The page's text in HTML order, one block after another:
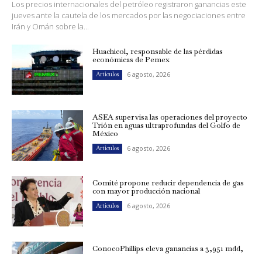
Los precios internacionales del petróleo registraron ganancias este
jueves ante la cautela de los mercados por las negociaciones entre
Irán y Omán sobre la...
Huachicol, responsable de las pérdidas
económicas de Pemex
Artículos 6 agosto, 2026
ASEA supervisa las operaciones del proyecto
Trión en aguas ultraprofundas del Golfo de
México
Artículos 6 agosto, 2026
Comité propone reducir dependencia de gas
con mayor producción nacional
Artículos 6 agosto, 2026
ConocoPhillips eleva ganancias a 3,951 mdd,